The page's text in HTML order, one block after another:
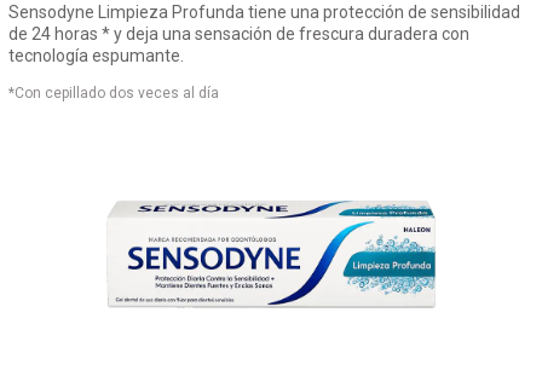
Sensodyne Limpieza Profunda tiene una protección de sensibilidad
de 24 horas * y deja una sensación de frescura duradera con
tecnología espumante.
*Con cepillado dos veces al día